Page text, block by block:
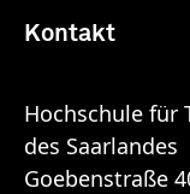
Kontakt
Hochschule für
des Saarlandes
Goebenstraße